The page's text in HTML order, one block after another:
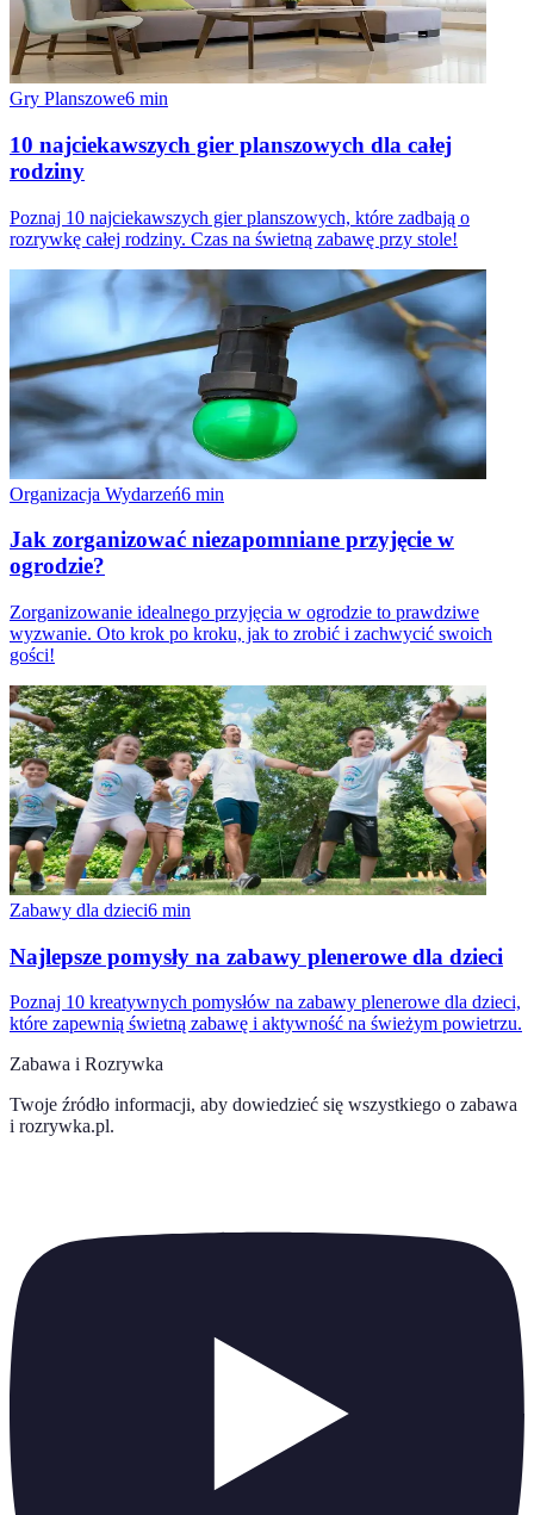
Gry Planszowe6 min
10 najciekawszych gier planszowych dla całej
rodziny
Poznaj 10 najciekawszych gier planszowych, które zadbają o
rozrywkę całej rodziny. Czas na świetną zabawę przy stole!
Organizacja Wydarzeń6 min
Jak zorganizować niezapomniane przyjęcie w
ogrodzie?
Zorganizowanie idealnego przyjęcia w ogrodzie to prawdziwe
wyzwanie. Oto krok po kroku, jak to zrobić i zachwycić swoich
gości!
Zabawy dla dzieci6 min
Najlepsze pomysły na zabawy plenerowe dla dzieci
Poznaj 10 kreatywnych pomysłów na zabawy plenerowe dla dzieci,
które zapewnią świetną zabawę i aktywność na świeżym powietrzu.
Zabawa i Rozrywka
Twoje źródło informacji, aby dowiedzieć się wszystkiego o zabawa
i rozrywka.pl.